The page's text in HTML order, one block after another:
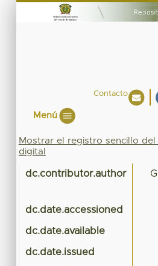
Contacto
Menú
Mostrar el registro sencillo
digital
dc.contributor.author
dc.date.accessioned
dc.date.available
dc.date.issued